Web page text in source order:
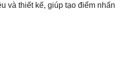
và thiết kế, giúp tạo điểm nhấn